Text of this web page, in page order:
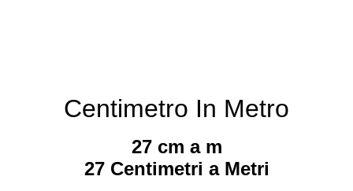
Centimetro In Metro
27 cm a m
27 Centimetri a Metri